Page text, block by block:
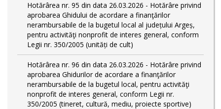
Hotărârea nr. 95 din data 26.03.2026 - Hotărâre privind
aprobarea Ghidului de acordare a finanţărilor
nerambursabile de la bugetul local al județului Argeș,
pentru activităţi nonprofit de interes general, conform
Legii nr. 350/2005 (unități de cult)
Hotărârea nr. 96 din data 26.03.2026 - Hotărâre privind
aprobarea Ghidurilor de acordare a finanţărilor
nerambursabile de la bugetul local, pentru activităţi
nonprofit de interes general, conform Legii nr.
350/2005 (tineret, cultură, mediu, proiecte sportive)